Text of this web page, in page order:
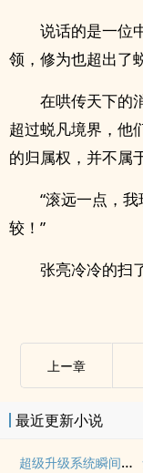
说话的是一位
领，修为也超出了
在哄传天下的
超过蜕凡境界，他
的归属权，并不属
“滚远一点，
较！”
张亮冷冷的扫
上ー章
最近更新小说
超级升级系统瞬间百倍暴击